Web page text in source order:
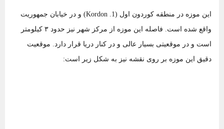
این موزه در منطقه کوردون اول (1. Kordon) و در خیابان جمهوریت
واقع شده است. فاصله این موزه از مرکز شهر نیز حدود ۳ کیلومتر
است و در موقعیتی بسیار عالی و در کنار دریا قرار دارد. موقعیت
دقیق این موزه بر روی نقشه نیز به شکل زیر است: